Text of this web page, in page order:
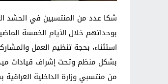
شكا عدد من المنتسبين في الحشد
بوحداتهم خلال الأيام الخمسة
استثناء، بحجة تنظيم العمل
بشكل منظم وتحت إشراف قيادات
من منتسبي وزارة الداخلية